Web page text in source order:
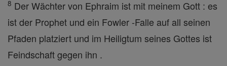
8 Der Wächter von Ephraim ist mit meinem Gott : es
ist der Prophet und ein Fowler -Falle auf all seinen
Pfaden platziert und im Heiligtum seines Gottes ist
Feindschaft gegen ihn .